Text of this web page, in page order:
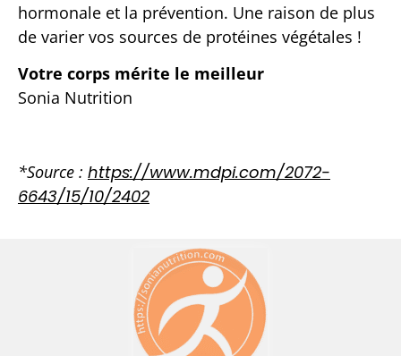
hormonale et la prévention. Une raison de plus
de varier vos sources de protéines végétales !
Votre corps mérite le meilleur
Sonia Nutrition
*Source : https://www.mdpi.com/2072-
6643/15/10/2402